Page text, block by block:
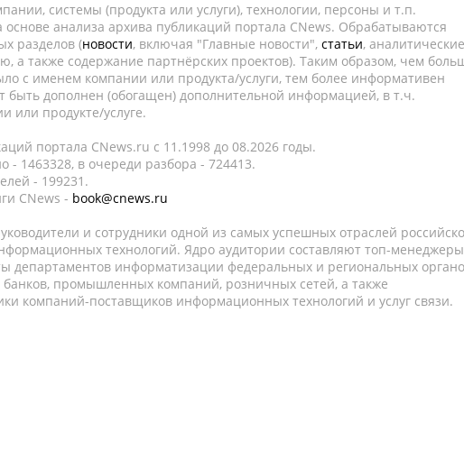
системы (продукта или услуги), технологии, персоны и т.п.
основе анализа архива публикаций портала CNews. Обрабатываются
разделов (новости, включая "Главные новости", статьи, аналитические
а также содержание партнёрских проектов). Таким образом, чем
с именем компании или продукта/услуги, тем более информативен
дополнен (обогащен) дополнительной информацией, в т.ч.
или продукте/услуге.
портала CNews.ru c 11.1998 до 08.2026 годы.
1463328, в очереди разбора - 724413.
- 199231.
CNews - book@cnews.ru
и сотрудники одной из самых успешных отраслей
технологий. Ядро аудитории составляют топ-
департаментов информатизации федеральных и региональных
банков, промышленных компаний, розничных сетей, а также
компаний-поставщиков информационных технологий и услуг связи.